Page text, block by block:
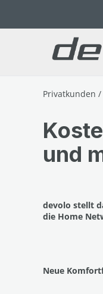
Privatkunden /
und
devolo stellt
die Home
Neue